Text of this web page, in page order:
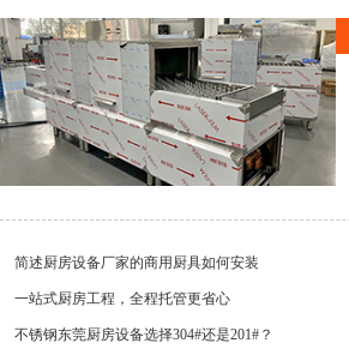
简述厨房设备厂家的商用厨具如何安装
一站式厨房工程，全程托管更省心
不锈钢东莞厨房设备选择304#还是201#？